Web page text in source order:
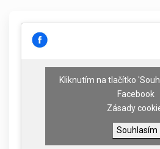
Kliknutím na tlačítko
Facebook
Zásady
Souhlasím